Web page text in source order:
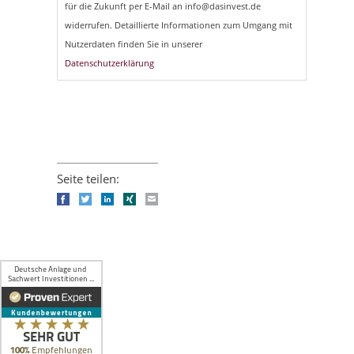
für die Zukunft per E-Mail an info@dasinvest.de
widerrufen. Detaillierte Informationen zum Umgang mit
Nutzerdaten finden Sie in unserer
Datenschutzerklärung
Seite teilen:
FacebookTwitterLinkedIn
Xing